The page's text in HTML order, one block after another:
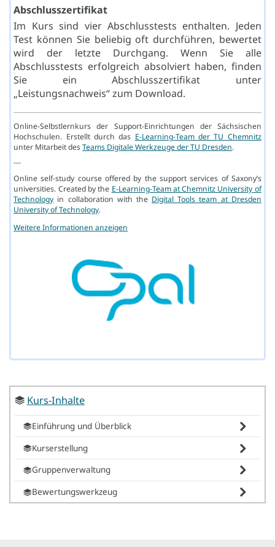
Abschlusszertifikat
Im Kurs sind vier Abschlusstests enthalten. Jeden
Test können Sie beliebig oft durchführen, bewertet
wird der letzte Durchgang. Wenn Sie alle
Abschlusstests erfolgreich absolviert haben, finden
Sie ein Abschlusszertifikat unter
„Leistungsnachweis“ zum Download.
Online-Selbstlernkurs der Support-Einrichtungen der Sächsischen
Hochschulen. Erstellt durch das E-Learning-Team der TU Chemnitz
unter Mitarbeit desTeams Digitale Werkzeuge der TU Dresden.
---
Online self-study course offered by the support services of Saxony’s
universities. Created by the E-Learning-Team at Chemnitz University of
Technology in collaboration with the Digital Tools team at Dresden
University of Technology.
Weitere Informationen anzeigen
Kurs-Inhalte
Einführung und Überblick
Kurserstellung
Gruppenverwaltung
Bewertungswerkzeug